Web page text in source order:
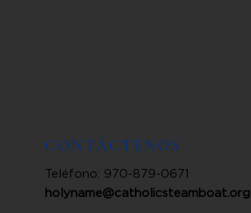
CONTÁCTENOS
Teléfono: 970-879-0671
holyname@catholicsteamboat.org